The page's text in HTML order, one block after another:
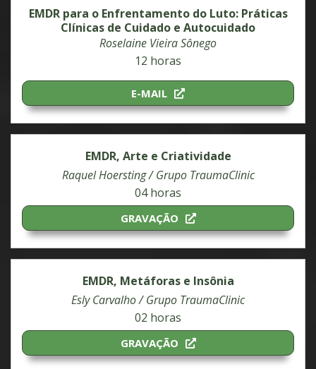
EMDR para o Enfrentamento do Luto: Práticas
Clínicas de Cuidado e Autocuidado
Roselaine Vieira Sônego
12 horas
E-MAIL
EMDR, Arte e Criatividade
Raquel Hoersting / Grupo TraumaClinic
04 horas
GRAVAÇÃO
EMDR, Metáforas e Insônia
Esly Carvalho / Grupo TraumaClinic
02 horas
GRAVAÇÃO